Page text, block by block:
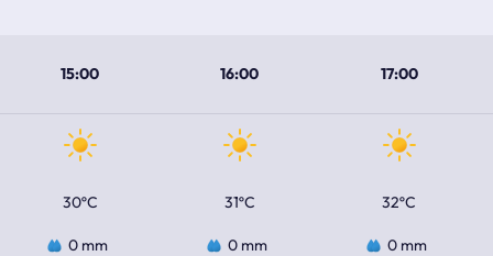
15:00 16:00 17:00
30ºC 31ºC 32ºC
0 mm 0 mm 0 mm